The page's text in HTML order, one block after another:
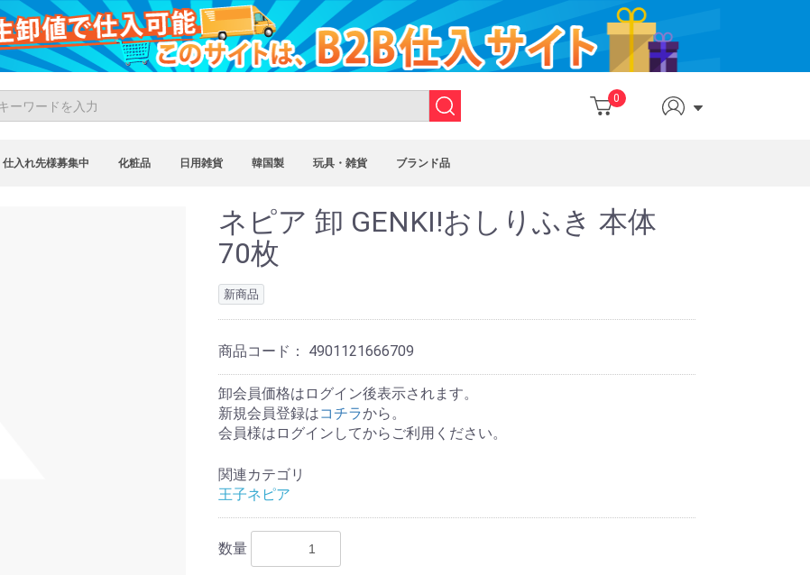
0
仕入れ先様募集中 化粧品 日用雑貨 韓国製 玩具・雑貨 ブランド品
ネピア 卸 GENKI!おしりふき 本体
70枚
新商品
商品コード： 4901121666709
卸会員価格はログイン後表示されます。
新規会員登録はコチラから。
会員様はログインしてからご利用ください。
関連カテゴリ
王子ネピア
数量